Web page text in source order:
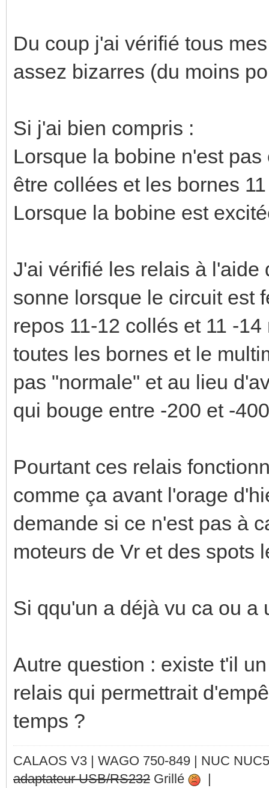
Du coup j'ai vérifié tous
assez bizarres (du moins
Si j'ai bien compris :
Lorsque la bobine n'est
être collées et les bornes
Lorsque la bobine est
J'ai vérifié les relais à l'aide
sonne lorsque le circuit est
repos 11-12 collés et 11 -
toutes les bornes et le
pas "normale" et au lieu
qui bouge entre -200 et -
Pourtant ces relais
comme ça avant l'orage
demande si ce n'est pas à
moteurs de Vr et des spots
Si qqu'un a déjà vu ca ou a
Autre question : existe t'il
relais qui permettrait
temps ?
CALAOS V3 | WAGO 750-849 | NUC
adaptateur USB/RS232 Grillé
|